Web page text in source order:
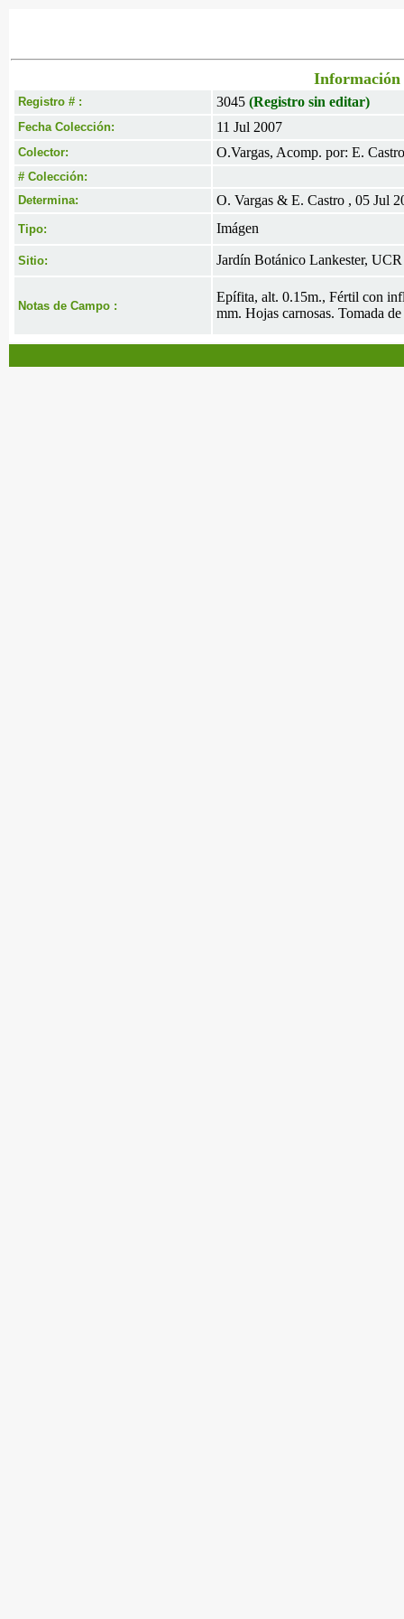
Información
Registro # : 3045 (Registro sin editar)
Fecha Colección: 11 Jul 2007
Colector: O.Vargas, Acomp. por: E. Castro
# Colección:
Determina:
O. Vargas & E. Castro , 05 Jul
Tipo: Imágen
Sitio: Jardín Botánico Lankester, UCR
Notas de Campo :
Epífita, alt. 0.15m., Fértil con
mm. Hojas carnosas. Tomada